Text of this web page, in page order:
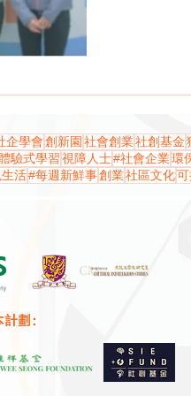
企學會創新園 社會創業社創基金
驗式學習視障人士#社會企業環
活#每週新鮮事創業社區文化
劃：